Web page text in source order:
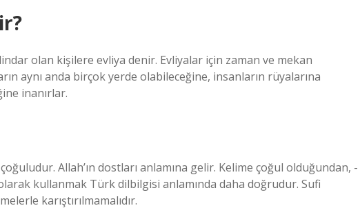
olan kişilere evliya denir. Evliyalar için zaman ve mekan
aynı anda birçok yerde olabileceğine, insanların rüyalarına
inanırlar.
Allah’ın dostları anlamına gelir. Kelime çoğul olduğundan, -
kullanmak Türk dilbilgisi anlamında daha doğrudur. Sufi
karıştırılmamalıdır.